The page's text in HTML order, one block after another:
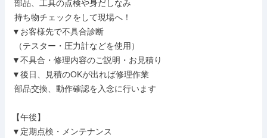
▼お客様先で不具合診断
▼不具合・修理内容のご説明・お見積り
▼後日、見積のOKが出れば修理作業
【午後】
▼定期点検・メンテナンス